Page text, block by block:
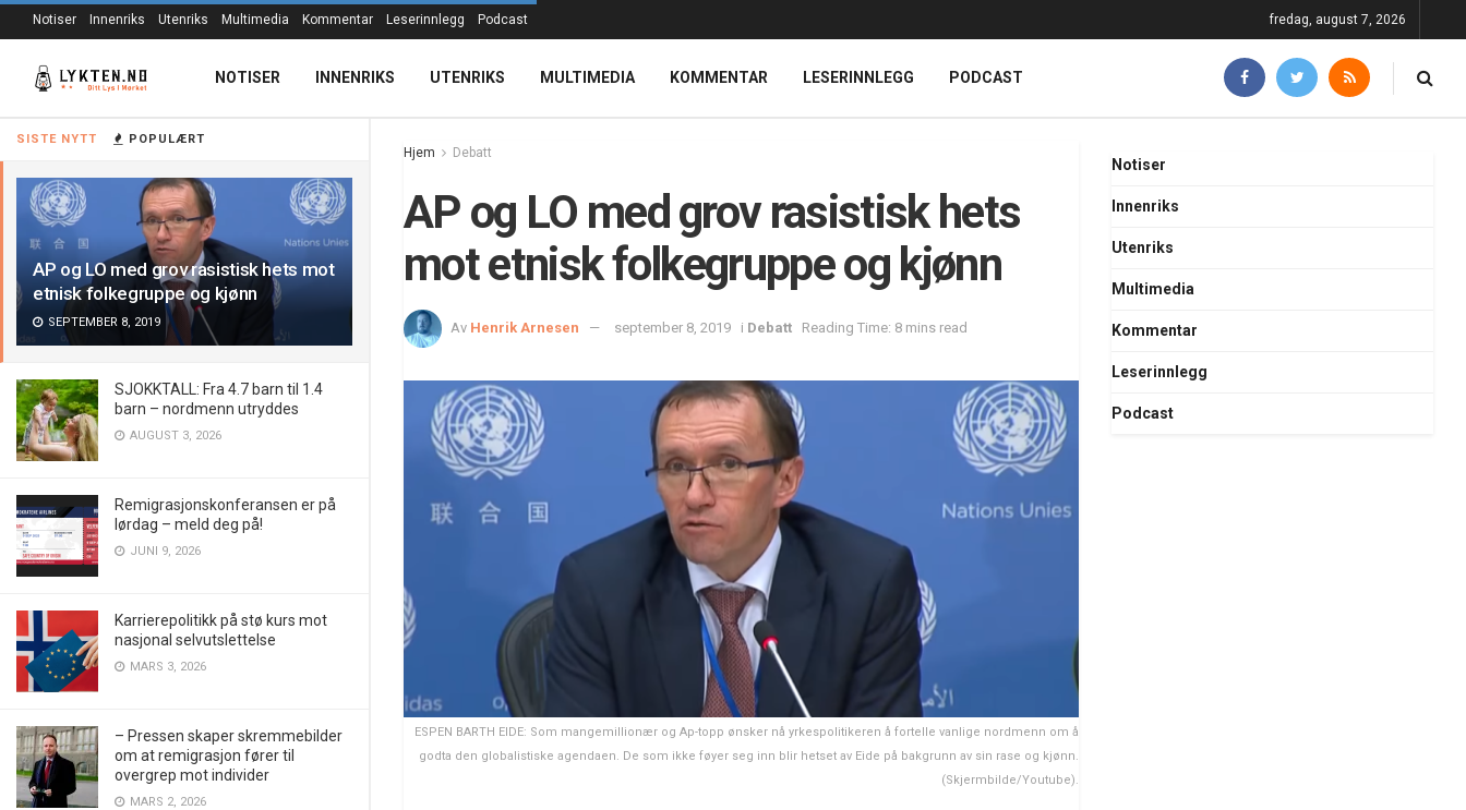
SISTE NYTT POPULÆRT
AP og LO med grov rasistisk hets mot
etnisk folkegruppe og kjønn
SEPTEMBER 8, 2019
SJOKKTALL: Fra 4.7 barn til 1.4
barn – nordmenn utryddes
AUGUST 3, 2026
Remigrasjonskonferansen er på
lørdag – meld deg på!
JUNI 9, 2026
Karrierepolitikk på stø kurs mot
nasjonal selvutslettelse
MARS 3, 2026
– Pressen skaper skremmebilder
om at remigrasjon fører til
overgrep mot individer
MARS 2, 2026
Notiser Innenriks Utenriks Multimedia Kommentar Leserinnlegg Podcast fredag, august 7, 2026
NOTISER INNENRIKS UTENRIKS MULTIMEDIA KOMMENTAR LESERINNLEGG PODCAST
Hjem Debatt
AP og LO med grov rasistisk hets
mot etnisk folkegruppe og kjønn
Av Henrik Arnesen september 8, 2019 i Debatt Reading Time: 8 mins read
ESPEN BARTH EIDE: Som mangemillionær og Ap-topp ønsker nå yrkespolitikeren å fortelle vanlige nordmenn om å
godta den globalistiske agendaen. De som ikke føyer seg inn blir hetset av Eide på bakgrunn av sin rase og kjønn.
(Skjermbilde/Youtube).
Notiser
Innenriks
Utenriks
Multimedia
Kommentar
Leserinnlegg
Podcast